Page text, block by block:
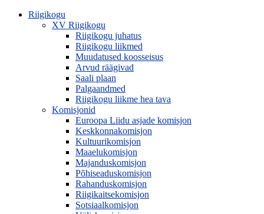
Riigikogu
XV Riigikogu
Riigikogu juhatus
Riigikogu liikmed
Muudatused koosseisus
Arvud räägivad
Saali plaan
Palgaandmed
Riigikogu liikme hea tava
Komisjonid
Euroopa Liidu asjade komisjon
Keskkonnakomisjon
Kultuurikomisjon
Maaelukomisjon
Majanduskomisjon
Põhiseaduskomisjon
Rahanduskomisjon
Riigikaitsekomisjon
Sotsiaalkomisjon